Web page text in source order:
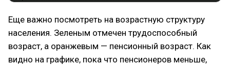
Еще важно посмотреть на возрастную структуру
населения. Зеленым отмечен трудоспособный
возраст, а оранжевым — пенсионный возраст. Как
видно на графике, пока что пенсионеров меньше,